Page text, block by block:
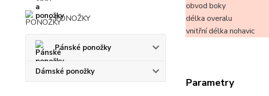
PONOŽKY
Pánské ponožky
Dámské ponožky
obvod boky
délka overalu
vnitřní délka nohavic
Parametry